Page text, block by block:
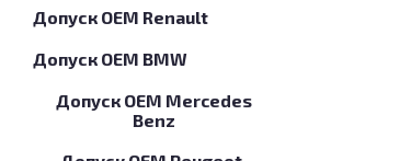
Допуск OEM Renault
Допуск OEM BMW
Допуск OEM Mercedes
Benz